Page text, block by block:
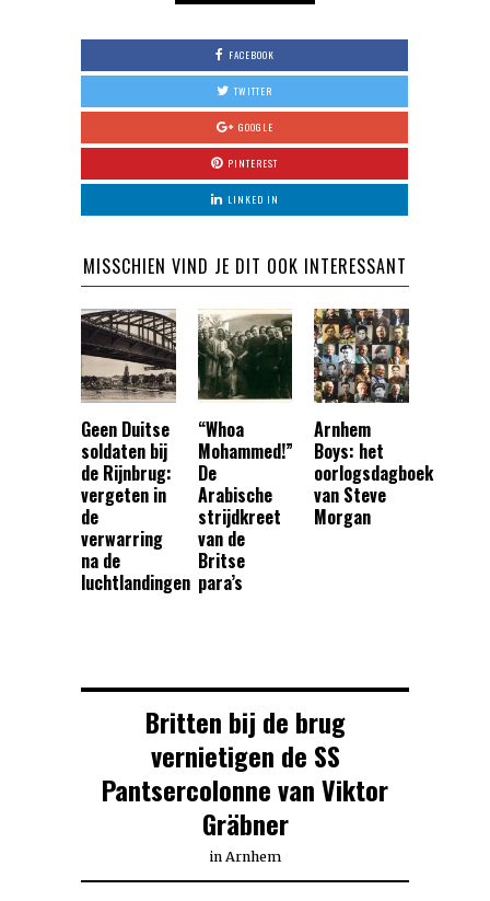
FACEBOOK
TWITTER
GOOGLE
PINTEREST
LINKED IN
MISSCHIEN VIND JE DIT OOK INTERESSANT
Geen Duitse
soldaten bij
de Rijnbrug:
vergeten in
de
verwarring
na de
luchtlandingen
“Whoa
Mohammed!”
De
Arabische
strijdkreet
van de
Britse
para’s
Arnhem
Boys: het
oorlogsdagboek
van Steve
Morgan
Britten bij de brug
vernietigen de SS
Pantsercolonne van Viktor
Gräbner
in Arnhem